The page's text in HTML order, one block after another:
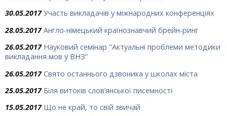
30.05.2017 Участь викладачів у міжнародних конференціях
28.05.2017 Англо-німецький країнознавчий брейн-ринг
26.05.2017 Науковий семінар "Актуальні проблеми методики
викладання мов у ВНЗ”
26.05.2017 Свято останнього дзвоника у школах міста
25.05.2017 Біля витоків слов’янської писемності
15.05.2017 Що не край, то свій звичай